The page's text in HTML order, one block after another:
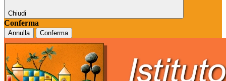
Chiudi
Conferma
Annulla Conferma